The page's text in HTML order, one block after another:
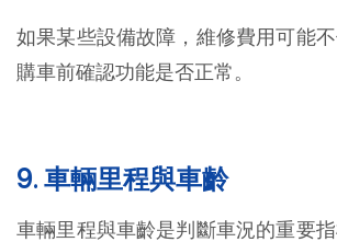
如果某些設備故障，維修費用可能
購車前確認功能是否正常。
9. 車輛里程與車齡
車輛里程與車齡是判斷車況的重要指